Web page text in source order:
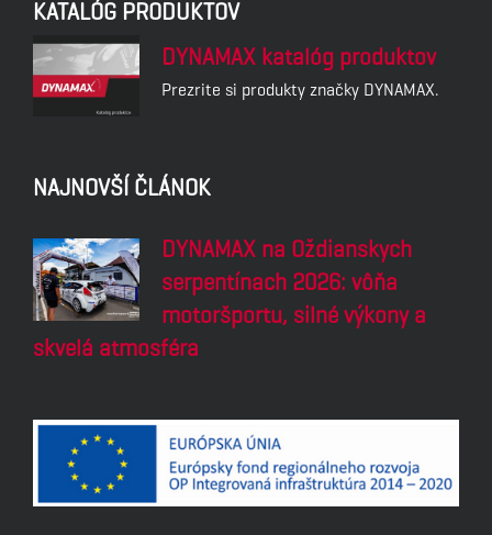
KATALÓG PRODUKTOV
DYNAMAX katalóg produktov
Prezrite si produkty značky DYNAMAX.
NAJNOVŠÍ ČLÁNOK
DYNAMAX na Oždianskych
serpentínach 2026: vôňa
motoršportu, silné výkony a
skvelá atmosféra